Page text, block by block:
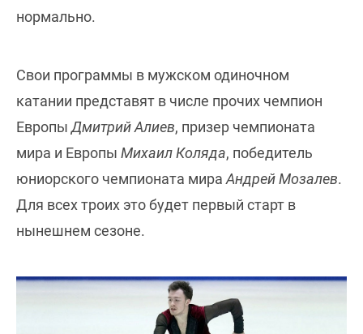
нормально.
Свои программы в мужском одиночном
катании представят в числе прочих чемпион
Европы Дмитрий Алиев, призер чемпионата
мира и Европы Михаил Коляда, победитель
юниорского чемпионата мира Андрей Мозалев.
Для всех троих это будет первый старт в
нынешнем сезоне.